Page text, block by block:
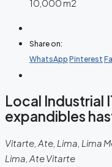
10,000 m2
Share on:
WhatsApp Pinterest
Local Industrial
expandibles
Vitarte, Ate, Lima, Lima
Lima, Ate Vitarte